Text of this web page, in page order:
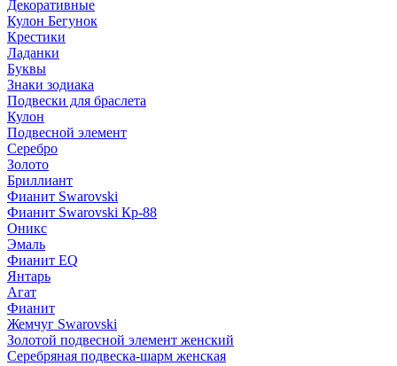
Декоративные
Кулон Бегунок
Крестики
Ладанки
Буквы
Знаки зодиака
Подвески для браслета
Кулон
Подвесной элемент
Серебро
Золото
Бриллиант
Фианит Swarovski
Фианит Swarovski Кр-88
Оникс
Эмаль
Фианит EQ
Янтарь
Агат
Фианит
Жемчуг Swarovski
Золотой подвесной элемент женcкий
Серебряная подвеска-шарм женская